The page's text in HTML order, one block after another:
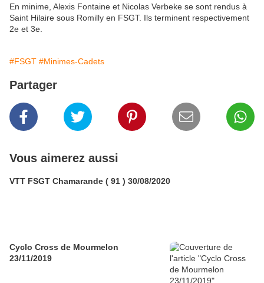
En minime, Alexis Fontaine et Nicolas Verbeke se sont rendus à
Saint Hilaire sous Romilly en FSGT. Ils terminent respectivement
2e et 3e.
#FSGT #Minimes-Cadets
Partager
Vous aimerez aussi
VTT FSGT Chamarande ( 91 ) 30/08/2020
Cyclo Cross de Mourmelon
23/11/2019